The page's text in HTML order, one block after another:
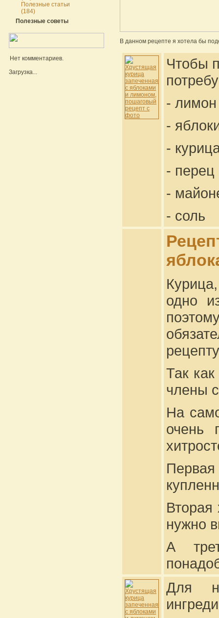
Полезные статьи
(184)
Полезные советы
Нет комментариев.
Загрузка...
В данном рецепте я хотела бы
Чтобы
-
-
-
-
-
- соль
одно
Так
члены
На
очень
Вторая
нужно
А
Для